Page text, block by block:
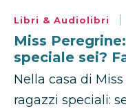
Libri & Audiolibri
Miss
speciale sei?
Nella casa di
ragazzi speciali: